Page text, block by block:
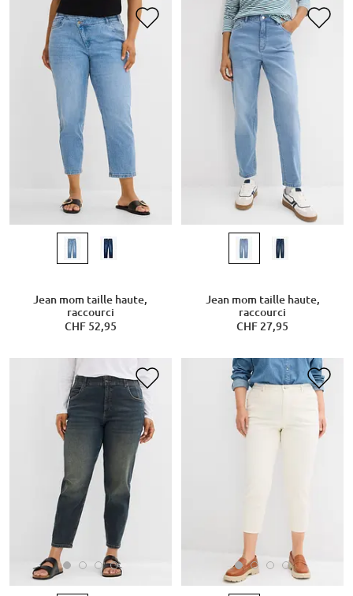
Jean mom taille haute,
raccourci
CHF 52,95
Jean mom taille haute,
raccourci
CHF 27,95